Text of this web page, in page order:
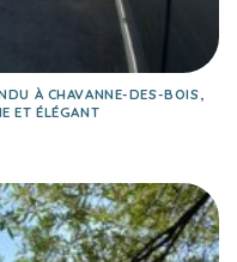
À CHAVANNE-DES-BOIS,
ET ÉLÉGANT